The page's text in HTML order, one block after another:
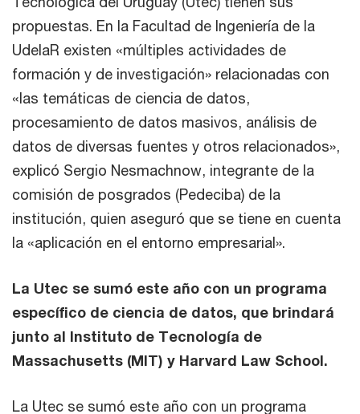
propuestas. En la Facultad de Ingeniería de la
UdelaR existen «múltiples actividades de
formación y de investigación» relacionadas con
«las temáticas de ciencia de datos,
procesamiento de datos masivos, análisis de
datos de diversas fuentes y otros relacionados»,
explicó Sergio Nesmachnow, integrante de la
comisión de posgrados (Pedeciba) de la
institución, quien aseguró que se tiene en cuenta
la «aplicación en el entorno empresarial».
La Utec se sumó este año con un programa
específico de ciencia de datos, que brindará
junto al Instituto de Tecnología de
Massachusetts (MIT) y Harvard Law School.
La Utec se sumó este año con un programa